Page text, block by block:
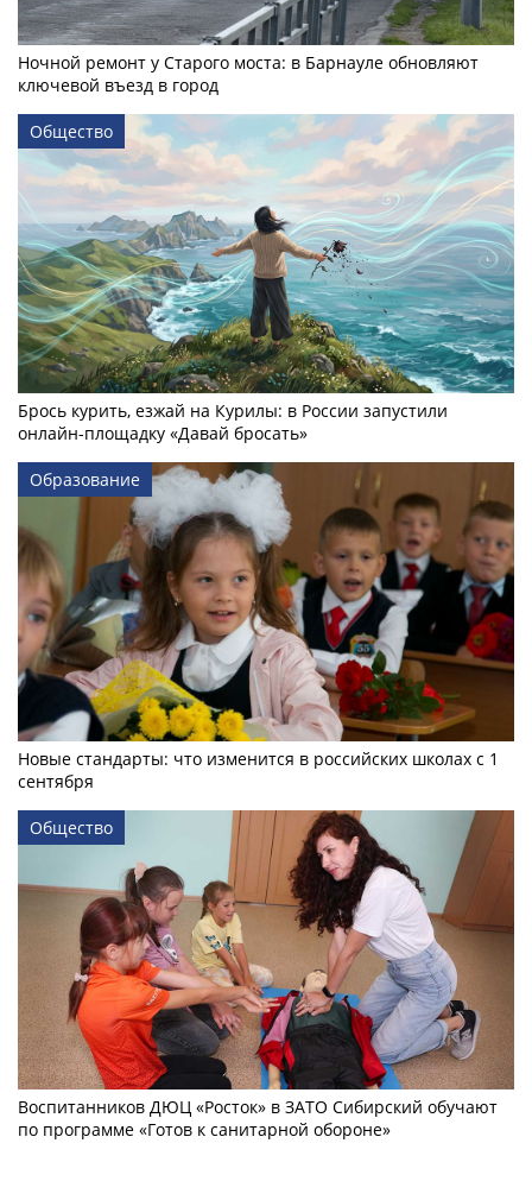
Ночной ремонт у Старого моста: в Барнауле обновляют
ключевой въезд в город
Общество
Брось курить, езжай на Курилы: в России запустили
онлайн-­площадку «Давай бросать»
Образование
Новые стандарты: что изменится в российских школах с 1
сентября
Общество
Воспитанников ДЮЦ «Росток» в ЗАТО Сибирский обучают
по программе «Готов к санитарной обороне»